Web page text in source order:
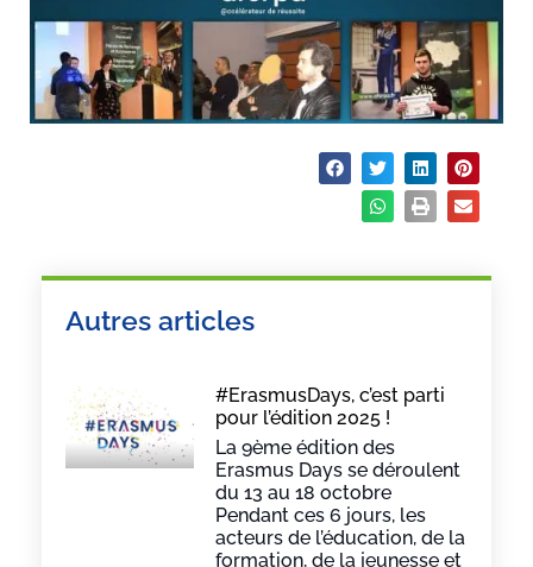
Autres articles
#ErasmusDays, c’est parti
pour l’édition 2025 !
La 9ème édition des
Erasmus Days se déroulent
du 13 au 18 octobre
Pendant ces 6 jours, les
acteurs de l’éducation, de la
formation, de la jeunesse et